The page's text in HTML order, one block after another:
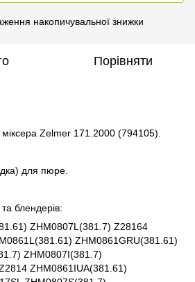
накопичувальної знижки
Порівняти
Zelmer 171.2000 (794105).
для пюре.
блендерів:
ZHM0807L(381.7) Z28164
ZHM0861GRU(381.61)
ZHM0807I(381.7)
ZHM0861IUA(381.61)